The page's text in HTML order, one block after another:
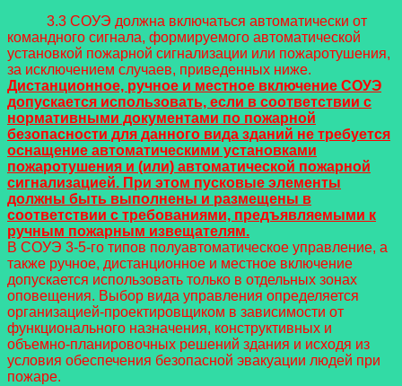
3.3 СОУЭ должна включаться автоматически от
командного сигнала, формируемого автоматической
установкой пожарной сигнализации или пожаротушения,
за исключением случаев, приведенных ниже.
Дистанционное, ручное и местное включение СОУЭ
допускается использовать, если в соответствии с
нормативными документами по пожарной
безопасности для данного вида зданий не требуется
оснащение автоматическими установками
пожаротушения и (или) автоматической пожарной
сигнализацией. При этом пусковые элементы
должны быть выполнены и размещены в
соответствии с требованиями, предъявляемыми к
ручным пожарным извещателям.
В СОУЭ 3-5-го типов полуавтоматическое управление, а
также ручное, дистанционное и местное включение
допускается использовать только в отдельных зонах
оповещения. Выбор вида управления определяется
организацией-проектировщиком в зависимости от
функционального назначения, конструктивных и
объемно-планировочных решений здания и исходя из
условия обеспечения безопасной эвакуации людей при
пожаре.